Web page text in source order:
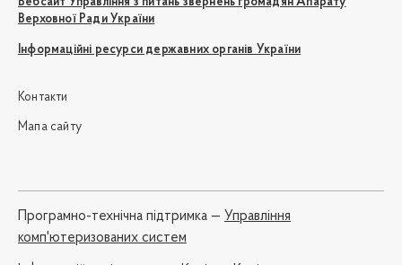
Верховної Ради України
Інформаційні ресурси державних органів України
Контакти
Мапа сайту
Програмно-технічна підтримка — Управління
комп'ютеризованих систем